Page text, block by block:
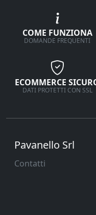
COME FUNZIONA
DOMANDE FREQUENTI
ECOMMERCE
DATI PROTETTI CON SSL
Pavanello Srl
Contatti